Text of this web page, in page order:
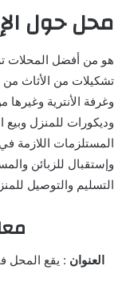
محل حول
هو من أفضل المحلات
تشكيلات من الأثاث من
وغرفة الأنترية
وديكورات للمنزل
المستلزمات اللازمة
وإستقبال للزبائن
التسليم والتوصيل
العنوان : يقع المحل